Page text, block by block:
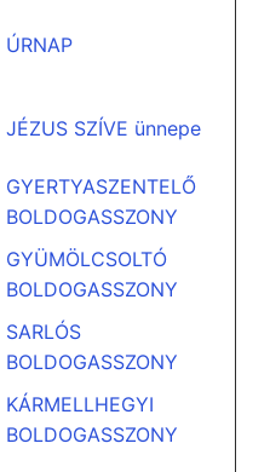
ÚRNAP
JÉZUS SZÍVE ünnepe
GYERTYASZENTELŐ
BOLDOGASSZONY
GYÜMÖLCSOLTÓ
BOLDOGASSZONY
SARLÓS
BOLDOGASSZONY
KÁRMELLHEGYI
BOLDOGASSZONY